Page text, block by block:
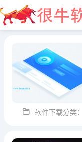
全开始
软件下载分类